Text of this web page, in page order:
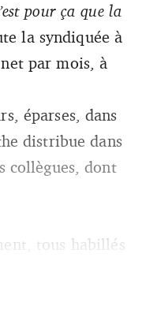
pour ça que la
la syndiquée à
par mois, à
éparses, dans
distribue dans
collègues, dont
tous habillés